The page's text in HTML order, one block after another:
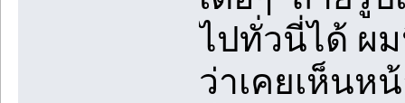
ไปทั่วนี่ได้ ผ
ว่าเคยเห็นห